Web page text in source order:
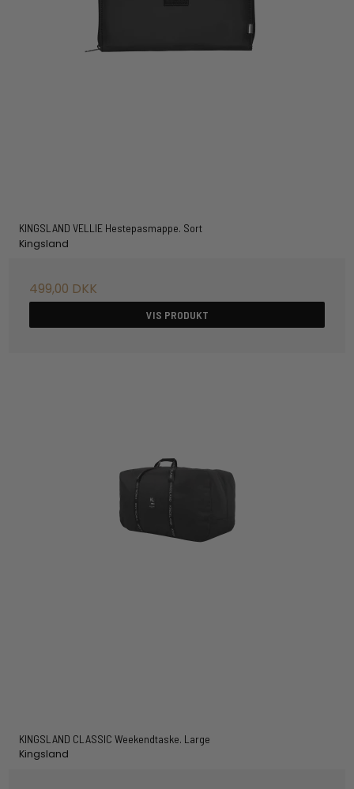
KINGSLAND VELLIE Hestepasmappe. Sort
Kingsland
499,00 DKK
VIS PRODUKT
KINGSLAND CLASSIC Weekendtaske. Large
Kingsland